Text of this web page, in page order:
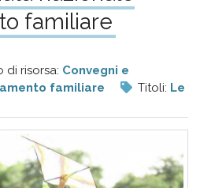
familiare
di risorsa: Convegni e
familiare Titoli: Le